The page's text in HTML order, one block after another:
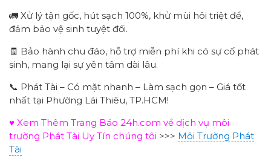
🚛 Xử lý tận gốc, hút sạch 100%, khử mùi hôi triệt để,
đảm bảo vệ sinh tuyệt đối.
🧾 Bảo hành chu đáo, hỗ trợ miễn phí khi có sự cố phát
sinh, mang lại sự yên tâm dài lâu.
📞 Phát Tài – Có mặt nhanh – Làm sạch gọn – Giá tốt
nhất tại Phường Lái Thiêu, TP.HCM!
♥ Xem Thêm Trang Báo 24h.com về dịch vụ môi
trường Phát Tài Uy Tín chúng tôi >>> Môi Trường Phát
Tài